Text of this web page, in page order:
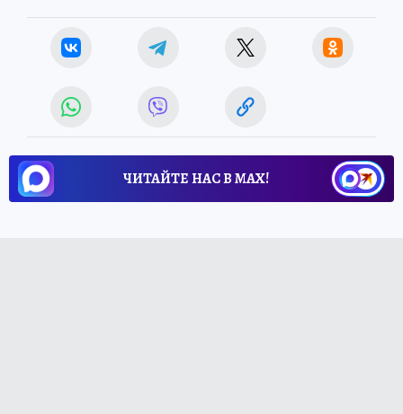
ЧИТАЙТЕ НАС В МАХ!